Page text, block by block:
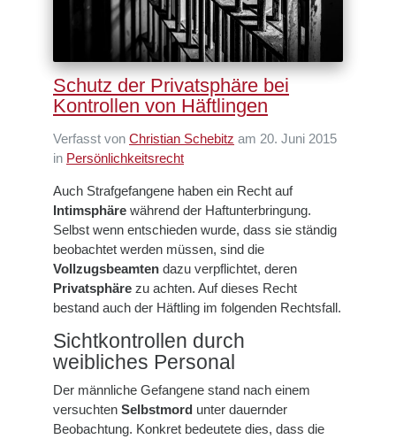
Schutz der Privatsphäre bei
Kontrollen von Häftlingen
Verfasst von Christian Schebitz am 20. Juni 2015
in Persönlichkeitsrecht
Auch Strafgefangene haben ein Recht auf
Intimsphäre während der Haftunterbringung.
Selbst wenn entschieden wurde, dass sie ständig
beobachtet werden müssen, sind die
Vollzugsbeamten dazu verpflichtet, deren
Privatsphäre zu achten. Auf dieses Recht
bestand auch der Häftling im folgenden Rechtsfall.
Sichtkontrollen durch
weibliches Personal
Der männliche Gefangene stand nach einem
versuchten Selbstmord unter dauernder
Beobachtung. Konkret bedeutete dies, dass die